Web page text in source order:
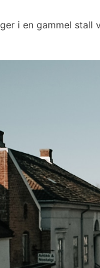
i en gammel